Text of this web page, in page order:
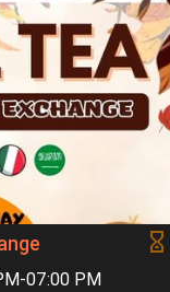
07:00 PM